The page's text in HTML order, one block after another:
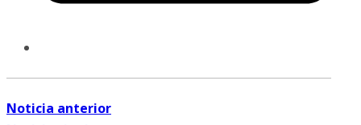
Noticia anterior